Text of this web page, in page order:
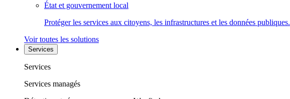
État et gouvernement local
Protéger les services aux citoyens, les infrastructures et les données publiques.
Voir toutes les solutions
Services
Services
Services managés